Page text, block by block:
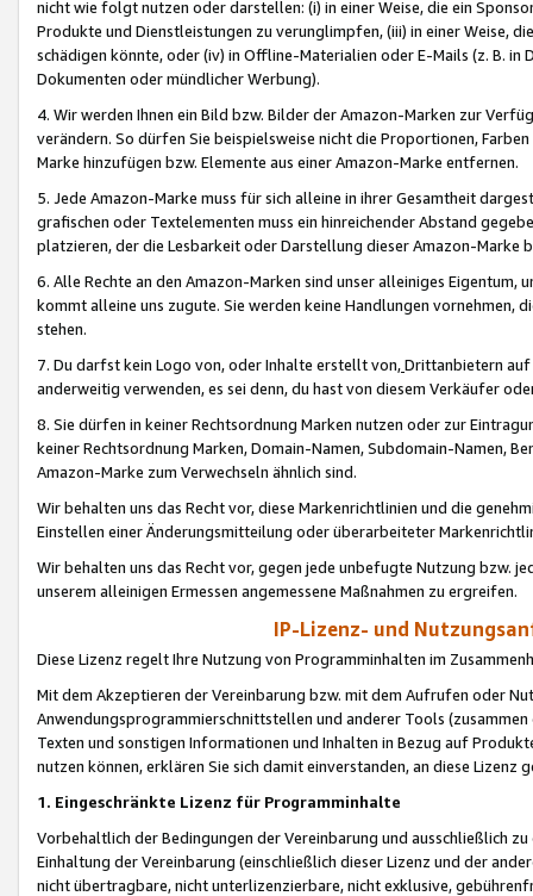
nicht wie folgt nutzen oder darstellen: (i) in einer Weise, die ein
Produkte und Dienstleistungen zu verunglimpfen, (iii) in einer Weise,
schädigen könnte, oder (iv) in Offline-Materialien oder E-Mails (z. B. in
Dokumenten oder mündlicher Werbung).
4. Wir werden Ihnen ein Bild bzw. Bilder der Amazon-Marken zur
verändern. So dürfen Sie beispielsweise nicht die Proportionen,
Marke hinzufügen bzw. Elemente aus einer Amazon-Marke entfernen.
5. Jede Amazon-Marke muss für sich alleine in ihrer Gesamtheit
grafischen oder Textelementen muss ein hinreichender Abstand
platzieren, der die Lesbarkeit oder Darstellung dieser Amazon-Marke
6. Alle Rechte an den Amazon-Marken sind unser alleiniges
kommt alleine uns zugute. Sie werden keine Handlungen vornehmen,
stehen.
7. Du darfst kein Logo von, oder Inhalte erstellt von,Drittanbietern auf
anderweitig verwenden, es sei denn, du hast von diesem Verkäufer
8. Sie dürfen in keiner Rechtsordnung Marken nutzen oder zur
keiner Rechtsordnung Marken, Domain-Namen, Subdomain-Namen,
Amazon-Marke zum Verwechseln ähnlich sind.
Wir behalten uns das Recht vor, diese Markenrichtlinien und die
Einstellen einer Änderungsmitteilung oder überarbeiteter
Wir behalten uns das Recht vor, gegen jede unbefugte Nutzung bzw.
unserem alleinigen Ermessen angemessene Maßnahmen zu ergreifen.
IP-Lizenz- und
Diese Lizenz regelt Ihre Nutzung von Programminhalten im
Mit dem Akzeptieren der Vereinbarung bzw. mit dem Aufrufen oder
Anwendungsprogrammierschnittstellen und anderer Tools (zusammen
Texten und sonstigen Informationen und Inhalten in Bezug auf
nutzen können, erklären Sie sich damit einverstanden, an diese Lizenz
1. Eingeschränkte Lizenz für Programminhalte
Vorbehaltlich der Bedingungen der Vereinbarung und ausschließlich
Einhaltung der Vereinbarung (einschließlich dieser Lizenz und der
nicht übertragbare, nicht unterlizenzierbare, nicht exklusive,